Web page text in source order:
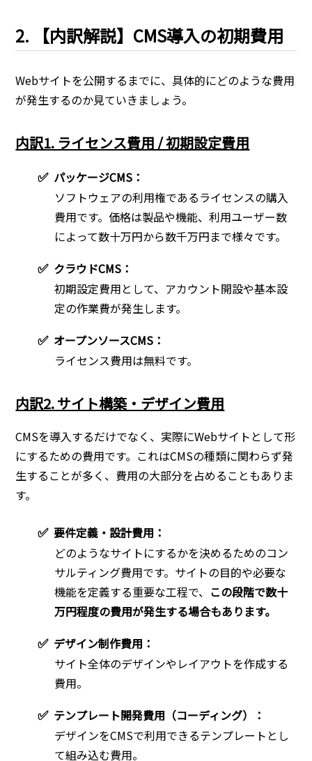
2. 【内訳解説】CMS導入の初期費用
Webサイトを公開するまでに、具体的にどのような費用
が発生するのか見ていきましょう。
内訳1. ライセンス費用 / 初期設定費用
✅ パッケージCMS：
ソフトウェアの利用権であるライセンスの購入
費用です。価格は製品や機能、利用ユーザー数
によって数十万円から数千万円まで様々です。
✅ クラウドCMS：
初期設定費用として、アカウント開設や基本設
定の作業費が発生します。
✅ オープンソースCMS：
ライセンス費用は無料です。
内訳2. サイト構築・デザイン費用
CMSを導入するだけでなく、実際にWebサイトとして形
にするための費用です。これはCMSの種類に関わらず発
生することが多く、費用の大部分を占めることもありま
す。
✅ 要件定義・設計費用：
どのようなサイトにするかを決めるためのコン
サルティング費用です。サイトの目的や必要な
機能を定義する重要な工程で、 この段階で数十
万円程度の費用が発生する場合もあります。
✅ デザイン制作費用：
サイト全体のデザインやレイアウトを作成する
費用。
✅ テンプレート開発費用（コーディング）：
デザインをCMSで利用できるテンプレートとし
て組み込む費用。